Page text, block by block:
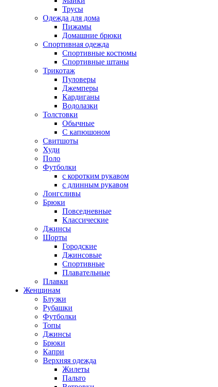
Трусы
Одежда для дома
Пижамы
Домашние брюки
Спортивная одежда
Спортивные костюмы
Спортивные штаны
Трикотаж
Пуловеры
Джемперы
Кардиганы
Водолазки
Толстовки
Обычные
С капюшоном
Свитшоты
Худи
Поло
Футболки
с коротким рукавом
с длинным рукавом
Лонгсливы
Брюки
Повседневные
Классические
Джинсы
Шорты
Городские
Джинсовые
Спортивные
Плавательные
Плавки
Женщинам
Блузки
Рубашки
Футболки
Топы
Джинсы
Брюки
Капри
Верхняя одежда
Жилеты
Пальто